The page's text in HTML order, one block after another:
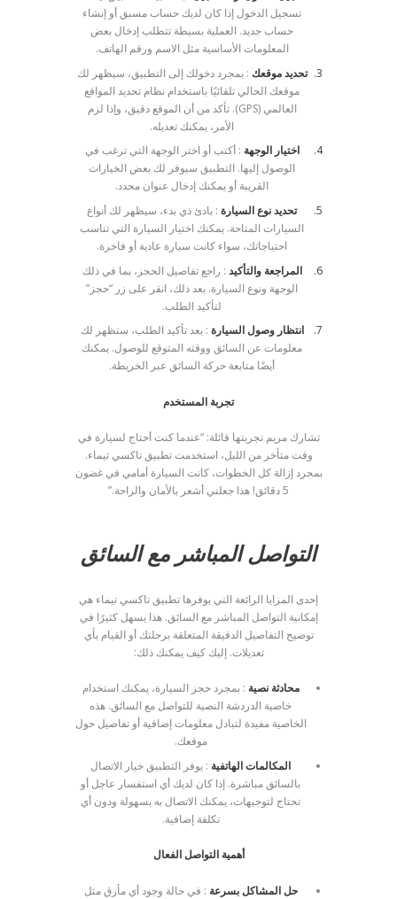
تسجيل الدخول إذا كان لديك حساب مسبق أو إنشاء
حساب جديد. العملية بسيطة تتطلب إدخال بعض
المعلومات الأساسية مثل الاسم ورقم الهاتف.
تحديد موقعك : بمجرد دخولك إلى التطبيق، سيظهر لك
موقعك الحالي تلقائيًا باستخدام نظام تحديد المواقع
العالمي (GPS). تأكد من أن الموقع دقيق، وإذا لزم
الأمر، يمكنك تعديله.
اختيار الوجهة : أكتب أو اختر الوجهة التي ترغب في
الوصول إليها. التطبيق سيوفر لك بعض الخيارات
القريبة أو يمكنك إدخال عنوان محدد.
تحديد نوع السيارة: بادئ ذي بدء، سيظهر لك أنواع
السيارات المتاحة. يمكنك اختيار السيارة التي تناسب
احتياجاتك، سواء كانت سيارة عادية أو فاخرة.
المراجعة والتأكيد : راجع تفاصيل الحجز، بما في ذلك
الوجهة ونوع السيارة. بعد ذلك، انقر على زر “حجز”
لتأكيد الطلب.
انتظار وصول السيارة : بعد تأكيد الطلب، ستظهر لك
معلومات عن السائق ووقته المتوقع للوصول. يمكنك
أيضًا متابعة حركة السائق عبر الخريطة.
تجربة المستخدم
تشارك مريم تجربتها قائلة: “عندما كنت أحتاج لسيارة في
وقت متأخر من الليل، استخدمت تطبيق تاكسي تيماء.
بمجرد إزالة كل الخطوات، كانت السيارة أمامي في غضون
5 دقائق! هذا جعلني أشعر بالأمان والراحة.”
التواصل المباشر مع السائق
إحدى المزايا الرائعة التي يوفرها تطبيق تاكسي تيماء هي
إمكانية التواصل المباشر مع السائق. هذا يسهل كثيرًا في
توضيح التفاصيل الدقيقة المتعلقة برحلتك أو القيام بأي
تعديلات. إليك كيف يمكنك ذلك:
محادثة نصية : بمجرد حجز السيارة، يمكنك استخدام
خاصية الدردشة النصية للتواصل مع السائق. هذه
الخاصية مفيدة لتبادل معلومات إضافية أو تفاصيل حول
موقعك.
المكالمات الهاتفية : يوفر التطبيق خيار الاتصال
بالسائق مباشرة. إذا كان لديك أي استفسار عاجل أو
تحتاج لتوجيهات، يمكنك الاتصال به بسهولة ودون أي
تكلفة إضافية.
أهمية التواصل الفعال
حل المشاكل بسرعة : في حالة وجود أي مأزق مثل